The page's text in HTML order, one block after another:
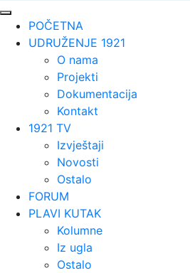
POČETNA
UDRUŽENJE 1921
O nama
Projekti
Dokumentacija
Kontakt
1921 TV
Izvještaji
Novosti
Ostalo
FORUM
PLAVI KUTAK
Kolumne
Iz ugla
Ostalo